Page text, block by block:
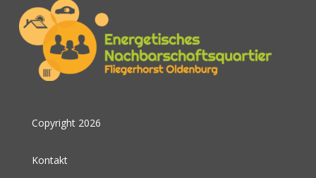
Copyright 2026
Kontakt